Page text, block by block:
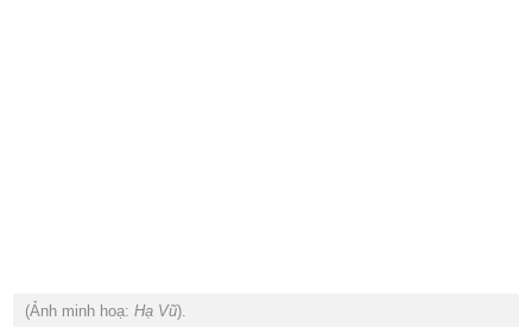
(Ảnh minh hoạ: Hạ Vũ).